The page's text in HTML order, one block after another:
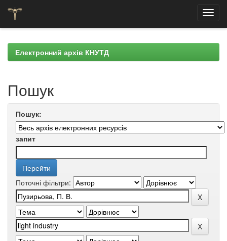
navigationЕлектронний архів КНУТД
Пошук
Пошук:
запит
Поточні фільтри: